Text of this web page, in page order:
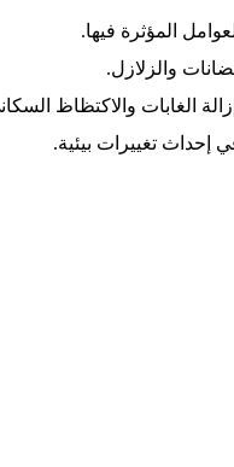
المؤثرة فيها.
والزلازل.
الغابات والاكتظاظ
إحداث تغييرات بيئية.